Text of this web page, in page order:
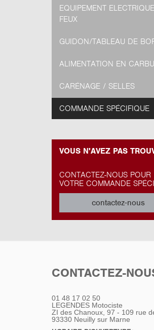
EQUIPEMENT
FEUX
GUIDON/TABLEAU DE
ALIMENTATION EN
CARÉNAGE / SELLES
COMMANDE SPÉCIFIQUE
VOUS N'AVEZ PAS
CONTACTEZ-NOUS POUR
VOTRE COMMANDE
contactez-nous
CONTACTEZ-
01 48 17 02 50
LEGENDES Motociste
ZI des Chanoux, 97 - 109 rue
93330 Neuilly sur Marne